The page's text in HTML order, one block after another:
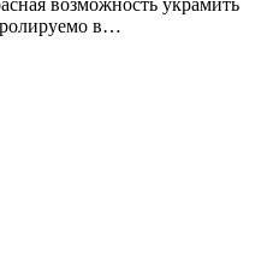
возможность украмить
в…